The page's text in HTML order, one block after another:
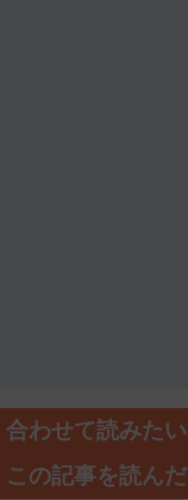
合わせて読みたい
この記事を読ん